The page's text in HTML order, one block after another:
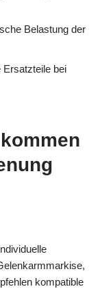
Belastung der
Ersatzteile bei
kompatible